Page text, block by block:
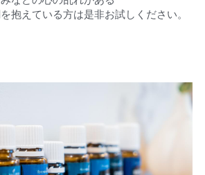
抱えている方は是非お試しください。